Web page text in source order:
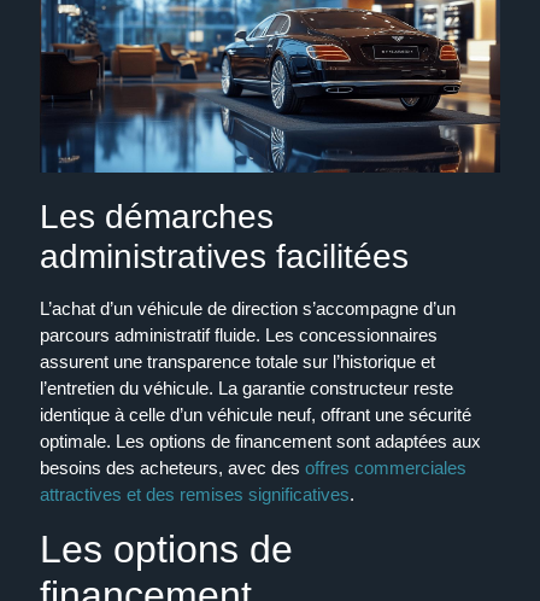
Les démarches
administratives facilitées
L’achat d’un véhicule de direction s’accompagne d’un
parcours administratif fluide. Les concessionnaires
assurent une transparence totale sur l’historique et
l’entretien du véhicule. La garantie constructeur reste
identique à celle d’un véhicule neuf, offrant une sécurité
optimale. Les options de financement sont adaptées aux
besoins des acheteurs, avec desoffres commerciales
attractives et des remises significatives.
Les options de